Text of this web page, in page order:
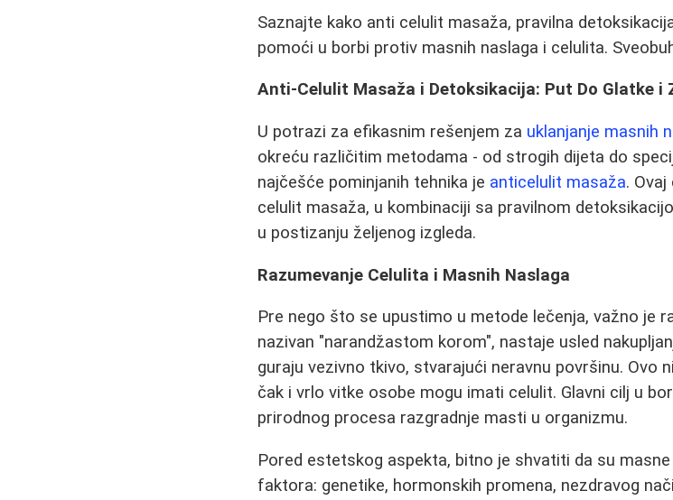
Saznajte kako anti celulit masaža, pravilna
pomoći u borbi protiv masnih naslaga i celulita.
Anti-Celulit Masaža i Detoksikacija: Put Do Glatke i
U potrazi za efikasnim rešenjem za uklanjanje masnih
okreću različitim metodama - od strogih dijeta do
najčešće pominjanih tehnika je anticelulit masaža.
celulit masaža, u kombinaciji sa pravilnom
u postizanju željenog izgleda.
Razumevanje Celulita i Masnih Naslaga
Pre nego što se upustimo u metode lečenja, važno je
nazivan "narandžastom korom", nastaje usled
guraju vezivno tkivo, stvarajući neravnu površinu. Ovo
čak i vrlo vitke osobe mogu imati celulit. Glavni cilj u
prirodnog procesa razgradnje masti u organizmu.
Pored estetskog aspekta, bitno je shvatiti da su
faktora: genetike, hormonskih promena, nezdravog